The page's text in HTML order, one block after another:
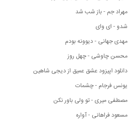
مهراد جم - باز شب شد
شدو - ای وای
مهدی جهانی - دیوونه بودم
محسن چاوشی - چهل روز
دانلود اپیزود عشق عمیق از دیجی شاهین
یونس فرجام - چشمات
مصطفی میری - تو ولی باور نکن
مسعود فراهانی - آواره